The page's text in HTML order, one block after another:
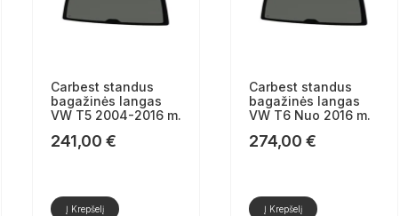
Carbest standus
bagažinės langas
VW T5 2004-2016 m.
241,00 €
Į Krepšelį
Carbest standus
bagažinės langas
VW T6 Nuo 2016 m.
274,00 €
Į Krepšelį